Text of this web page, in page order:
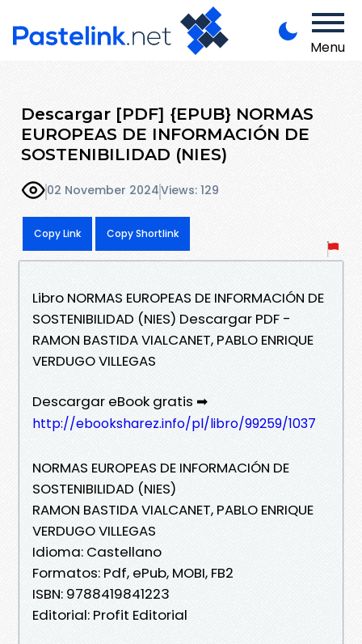
Menu
Descargar [PDF] {EPUB} NORMAS
EUROPEAS DE INFORMACIÓN DE
SOSTENIBILIDAD (NIES)
02 November 2024Views: 129
Copy Link Copy Shortlink
Libro NORMAS EUROPEAS DE INFORMACIÓN DE
SOSTENIBILIDAD (NIES) Descargar PDF -
RAMON BASTIDA VIALCANET, PABLO ENRIQUE
VERDUGO VILLEGAS
Descargar eBook gratis ➡
http://ebooksharez.info/pl/libro/99259/1037
NORMAS EUROPEAS DE INFORMACIÓN DE
SOSTENIBILIDAD (NIES)
RAMON BASTIDA VIALCANET, PABLO ENRIQUE
VERDUGO VILLEGAS
Idioma: Castellano
Formatos: Pdf, ePub, MOBI, FB2
ISBN: 9788419841223
Editorial: Profit Editorial